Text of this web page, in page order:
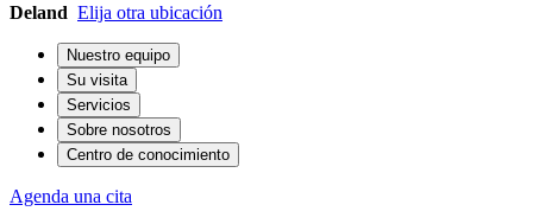
Deland Elija otra ubicación
Nuestro equipo
Su visita
Servicios
Sobre nosotros
Centro de conocimiento
Agenda una cita